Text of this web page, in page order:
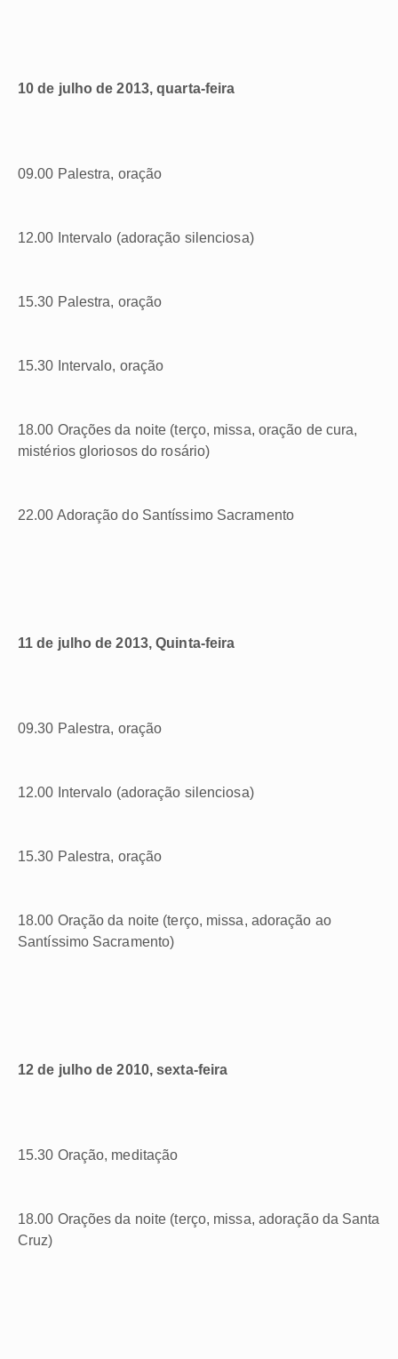
10 de julho de 2013, quarta-feira
09.00 Palestra, oração
12.00 Intervalo (adoração silenciosa)
15.30 Palestra, oração
15.30 Intervalo, oração
18.00 Orações da noite (terço, missa, oração de cura,
mistérios gloriosos do rosário)
22.00 Adoração do Santíssimo Sacramento
11 de julho de 2013, Quinta-feira
09.30 Palestra, oração
12.00 Intervalo (adoração silenciosa)
15.30 Palestra, oração
18.00 Oração da noite (terço, missa, adoração ao
Santíssimo Sacramento)
12 de julho de 2010, sexta-feira
15.30 Oração, meditação
18.00 Orações da noite (terço, missa, adoração da Santa
Cruz)